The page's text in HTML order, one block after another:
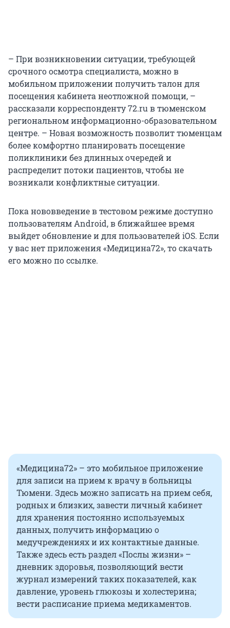
– При возникновении ситуации, требующей
срочного осмотра специалиста, можно в
мобильном приложении получить талон для
посещения кабинета неотложной помощи, –
рассказали корреспонденту 72.ru в тюменском
региональном информационно-образовательном
центре. – Новая возможность позволит тюменцам
более комфортно планировать посещение
поликлиники без длинных очередей и
распределит потоки пациентов, чтобы не
возникали конфликтные ситуации.
Пока нововведение в тестовом режиме доступно
пользователям Android, в ближайшее время
выйдет обновление и для пользователей iOS. Если
у вас нет приложения «Медицина72», то скачать
его можно по ссылке.
«Медицина72» – это мобильное приложение
для записи на прием к врачу в больницы
Тюмени. Здесь можно записать на прием себя,
родных и близких, завести личный кабинет
для хранения постоянно используемых
данных, получить информацию о
медучреждениях и их контактные данные.
Также здесь есть раздел «Послы жизни» –
дневник здоровья, позволяющий вести
журнал измерений таких показателей, как
давление, уровень глюкозы и холестерина;
вести расписание приема медикаментов.